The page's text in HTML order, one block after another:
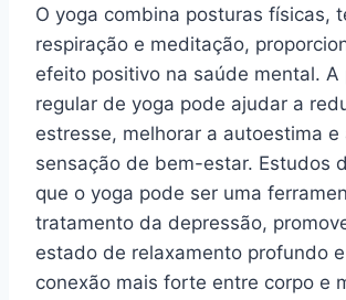
O yoga combina posturas físicas,
respiração e meditação,
efeito positivo na saúde mental. A
regular de yoga pode ajudar a
estresse, melhorar a autoestima e
sensação de bem-estar. Estudos
que o yoga pode ser uma
tratamento da depressão,
estado de relaxamento profundo
conexão mais forte entre corpo e